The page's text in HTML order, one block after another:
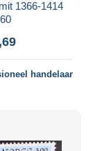
1366-1414
handelaar